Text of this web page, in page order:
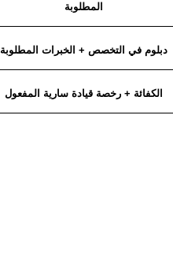
المطلوبة
دبلوم في التخصص + الخبرات المطلوبة
الكفائة + رخصة قيادة سارية المفعول